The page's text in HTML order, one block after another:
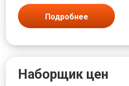
Подручный
Полировщик
Помощник
Приготовитель
Программист
Продавец
Подробнее
Наборщик цен